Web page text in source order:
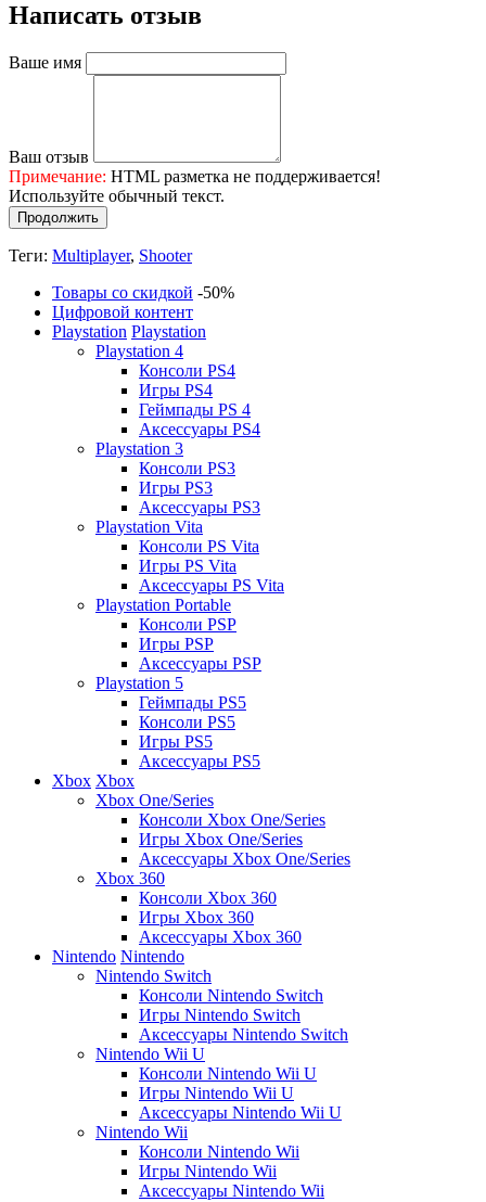
Написать отзыв
Ваше имя
Ваш отзыв
Примечание: HTML разметка не поддерживается!
Используйте обычный текст.
Продолжить
Теги: Multiplayer, Shooter
Товары со скидкой -50%
Цифровой контент
Playstation Playstation
Playstation 4
Консоли PS4
Игры PS4
Геймпады PS 4
Аксессуары PS4
Playstation 3
Консоли PS3
Игры PS3
Аксессуары PS3
Playstation Vita
Консоли PS Vita
Игры PS Vita
Аксессуары PS Vita
Playstation Portable
Консоли PSP
Игры PSP
Аксессуары PSP
Playstation 5
Геймпады PS5
Консоли PS5
Игры PS5
Аксессуары PS5
Xbox Xbox
Xbox One/Series
Консоли Xbox One/Series
Игры Xbox One/Series
Аксессуары Xbox One/Series
Xbox 360
Консоли Xbox 360
Игры Xbox 360
Аксессуары Xbox 360
Nintendo Nintendo
Nintendo Switch
Консоли Nintendo Switch
Игры Nintendo Switch
Аксессуары Nintendo Switch
Nintendo Wii U
Консоли Nintendo Wii U
Игры Nintendo Wii U
Аксессуары Nintendo Wii U
Nintendo Wii
Консоли Nintendo Wii
Игры Nintendo Wii
Аксессуары Nintendo Wii